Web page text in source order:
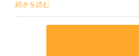
続きを読む